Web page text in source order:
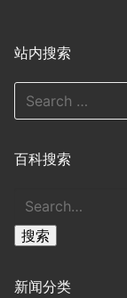
站内搜索
Search
for:
百科搜索
搜
搜索
新闻分类